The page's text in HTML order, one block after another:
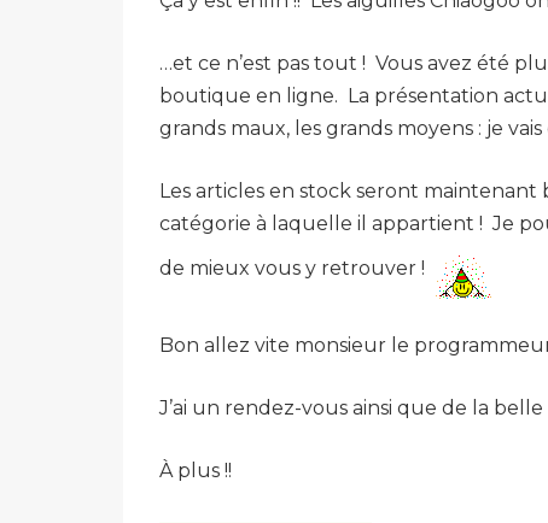
…et ce n’est pas tout ! Vous avez été
boutique en ligne. La présentation
grands maux, les grands moyens : je
Les articles en stock seront
catégorie à laquelle il appartient ! Je
de mieux vous y retrouver !
Bon allez vite monsieur le
J’ai un rendez-vous ainsi que de la
À plus !!